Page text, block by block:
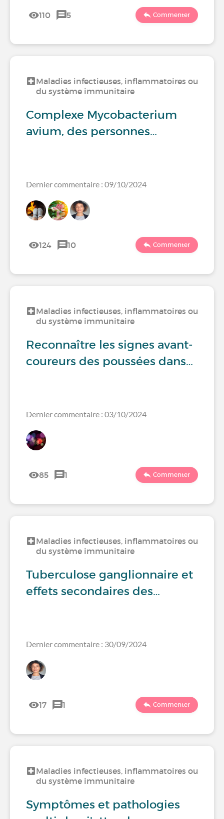
110 5 Commenter
Maladies infectieuses, inflammatoires ou
du système immunitaire
Complexe Mycobacterium
avium, des personnes…
Dernier commentaire : 09/10/2024
124 10 Commenter
Maladies infectieuses, inflammatoires ou
du système immunitaire
Reconnaître les signes avant-
coureurs des poussées dans…
Dernier commentaire : 03/10/2024
85 1 Commenter
Maladies infectieuses, inflammatoires ou
du système immunitaire
Tuberculose ganglionnaire et
effets secondaires des…
Dernier commentaire : 30/09/2024
17 1 Commenter
Maladies infectieuses, inflammatoires ou
du système immunitaire
Symptômes et pathologies